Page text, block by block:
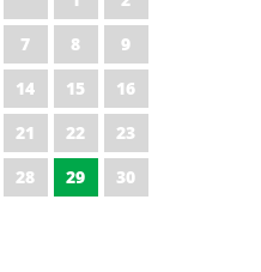
7 8
9
14 15
16
21 22
23
28 29
30